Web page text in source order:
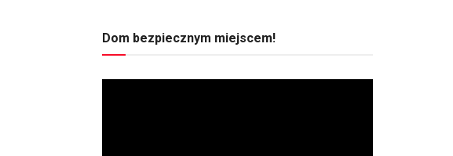
Dom bezpiecznym miejscem!